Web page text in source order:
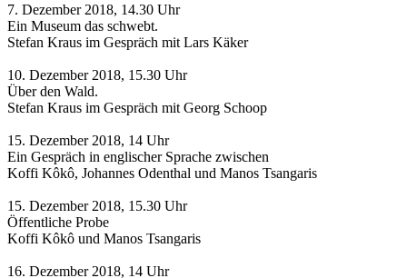
7. Dezember 2018, 14.30 Uhr
Ein Museum das schwebt.
Stefan Kraus im Gespräch mit Lars Käker
10. Dezember 2018, 15.30 Uhr
Über den Wald.
Stefan Kraus im Gespräch mit Georg Schoop
15. Dezember 2018, 14 Uhr
Ein Gespräch in englischer Sprache zwischen
Koffi Kôkô, Johannes Odenthal und Manos Tsangaris
15. Dezember 2018, 15.30 Uhr
Öffentliche Probe
Koffi Kôkô und Manos Tsangaris
16. Dezember 2018, 14 Uhr